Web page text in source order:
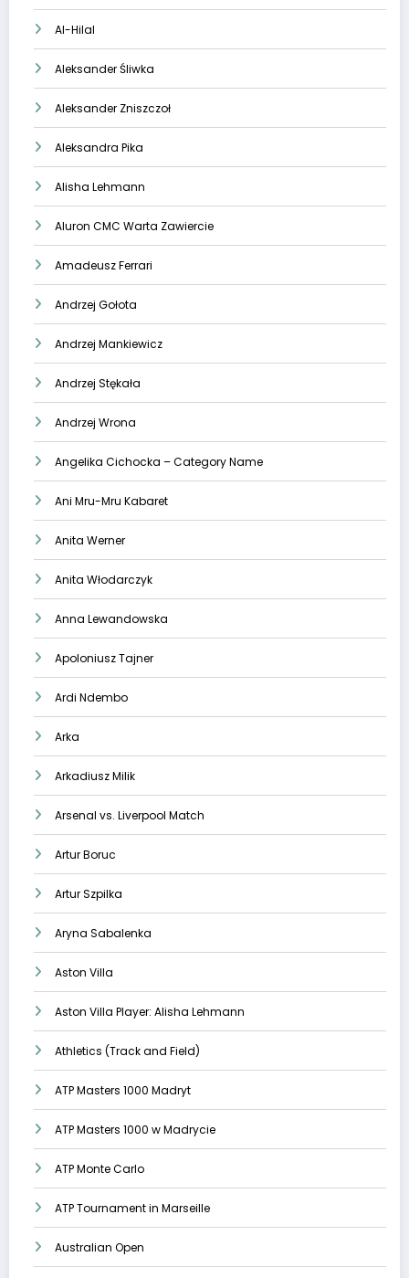
Al-Hilal
Aleksander Śliwka
Aleksander Zniszczoł
Aleksandra Pika
Alisha Lehmann
Aluron CMC Warta Zawiercie
Amadeusz Ferrari
Andrzej Gołota
Andrzej Mankiewicz
Andrzej Stękała
Andrzej Wrona
Angelika Cichocka – Category Name
Ani Mru-Mru Kabaret
Anita Werner
Anita Włodarczyk
Anna Lewandowska
Apoloniusz Tajner
Ardi Ndembo
Arka
Arkadiusz Milik
Arsenal vs. Liverpool Match
Artur Boruc
Artur Szpilka
Aryna Sabalenka
Aston Villa
Aston Villa Player: Alisha Lehmann
Athletics (Track and Field)
ATP Masters 1000 Madryt
ATP Masters 1000 w Madrycie
ATP Monte Carlo
ATP Tournament in Marseille
Australian Open